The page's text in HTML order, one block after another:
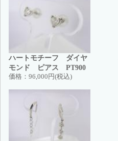
ハートモチーフ ダイヤ
モンド ピアス PT900
価格： 96,000円(税込)